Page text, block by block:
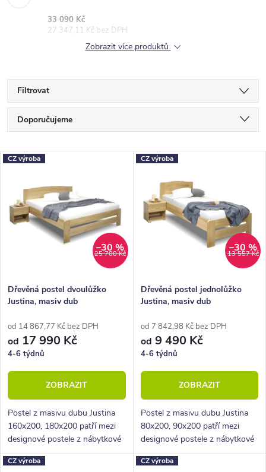
33 090 Kč
27 347,11 Kč bez DPH
Zobrazit více produktů
Filtrovat
a
z
n
í
o
d
u
k
t
ů
Doporučujeme
Nejdražší
Nejprodávanější
Abecedně
V
p
i
r
o
d
u
k
t
ů
CZ výroba
25 700 Kč
–30 %
Dřevěná postel dvoulůžko
Justina, masiv dub
od 14 867,77 Kč bez DPH
od 17 990 Kč
4-6 týdnů
ZOBRAZIT
Postel z masivu dubu Justina
160x200, 180x200 patří mezi
designové postele z nábytkové
řady BedWorld. Vyniká
krásným zaobleným čelem u
CZ výroba
13 557 Kč
–30 %
Dřevěná postel jednolůžko
Justina, masiv dub
od 7 842,98 Kč bez DPH
od 9 490 Kč
4-6 týdnů
ZOBRAZIT
Postel z masivu dubu Justina
80x200, 90x200 patří mezi
designové postele z nábytkové
řady BedWorld. Vyniká
krásným zaobleným čelem u
CZ výroba CZ výroba